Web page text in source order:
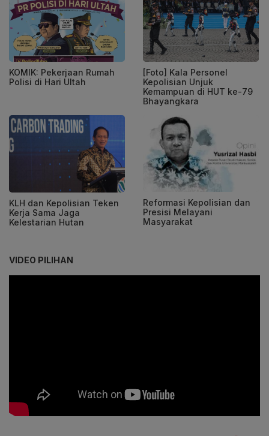
KOMIK: Pekerjaan Rumah
Polisi di Hari Ultah
[Foto] Kala Personel
Kepolisian Unjuk
Kemampuan di HUT ke-79
Bhayangkara
KLH dan Kepolisian Teken
Kerja Sama Jaga
Kelestarian Hutan
Reformasi Kepolisian dan
Presisi Melayani
Masyarakat
VIDEO PILIHAN